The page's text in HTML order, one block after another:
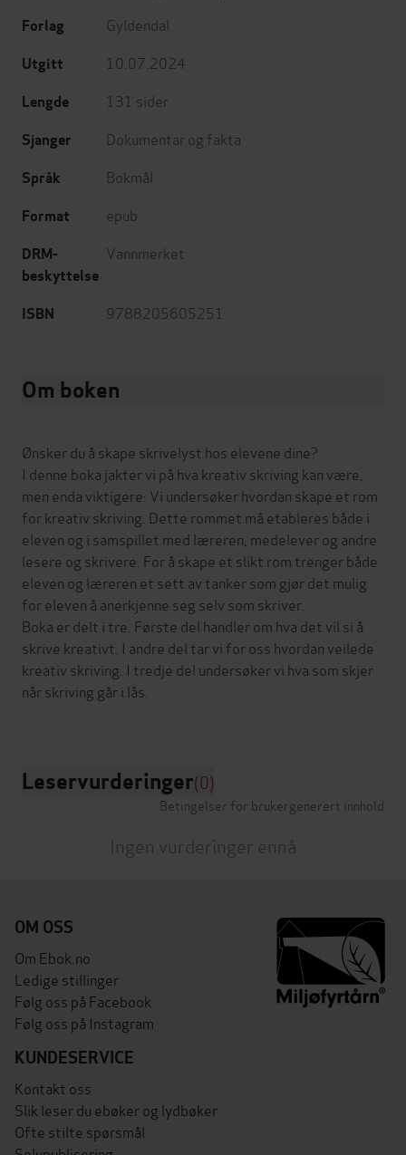
Forlag Gyldendal
Utgitt 10.07.2024
Lengde 131 sider
Sjanger Dokumentar og fakta
Språk Bokmål
Format epub
DRM-
beskyttelse
Vannmerket
ISBN 9788205605251
Om boken
Ønsker du å skape skrivelyst hos elevene dine?
I denne boka jakter vi på hva kreativ skriving kan være,
men enda viktigere: Vi undersøker hvordan skape et rom
for kreativ skriving. Dette rommet må etableres både i
eleven og i samspillet med læreren, medelever og andre
lesere og skrivere. For å skape et slikt rom trenger både
eleven og læreren et sett av tanker som gjør det mulig
for eleven å anerkjenne seg selv som skriver.
Boka er delt i tre. Første del handler om hva det vil si å
skrive kreativt. I andre del tar vi for oss hvordan veilede
kreativ skriving. I tredje del undersøker vi hva som skjer
når skriving går i lås.
Leservurderinger(0)
Betingelser for brukergenerert innhold
Ingen vurderinger ennå
OM OSS
Om Ebok.no
Ledige stillinger
Følg oss på Facebook
Følg oss på Instagram
KUNDESERVICE
Kontakt oss
Slik leser du ebøker og lydbøker
Ofte stilte spørsmål